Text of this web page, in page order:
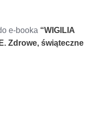
e-booka “WIGILIA
Zdrowe, świąteczne